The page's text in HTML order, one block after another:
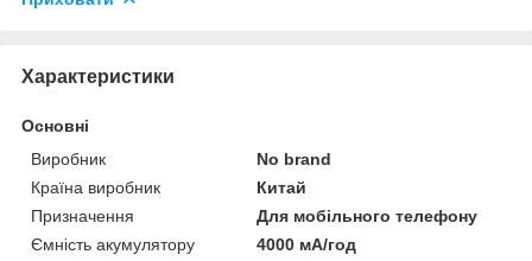
Характеристики
Основні
Виробник
No brand
Країна виробник
Китай
Призначення
Для мобільного телефону
Ємність акумулятору
4000 мА/год